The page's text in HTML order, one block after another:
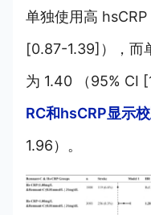
单独使用高 hsCRP
[0.87-1.39]），而
为 1.40 （95% CI
RC和hsCRP显示
1.96）。